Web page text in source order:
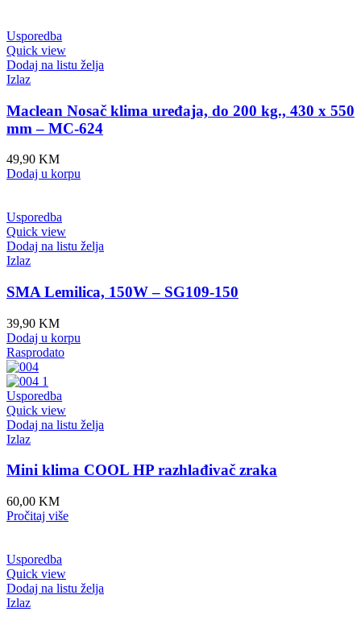
Usporedba
Quick view
Dodaj na listu želja
Izlaz
Maclean Nosač klima uređaja, do 200 kg., 430 x 550
mm – MC-624
49,90 KM
Dodaj u korpu
Usporedba
Quick view
Dodaj na listu želja
Izlaz
SMA Lemilica, 150W – SG109-150
39,90 KM
Dodaj u korpu
Rasprodato
Usporedba
Quick view
Dodaj na listu želja
Izlaz
Mini klima COOL HP razhlađivač zraka
60,00 KM
Pročitaj više
Usporedba
Quick view
Dodaj na listu želja
Izlaz